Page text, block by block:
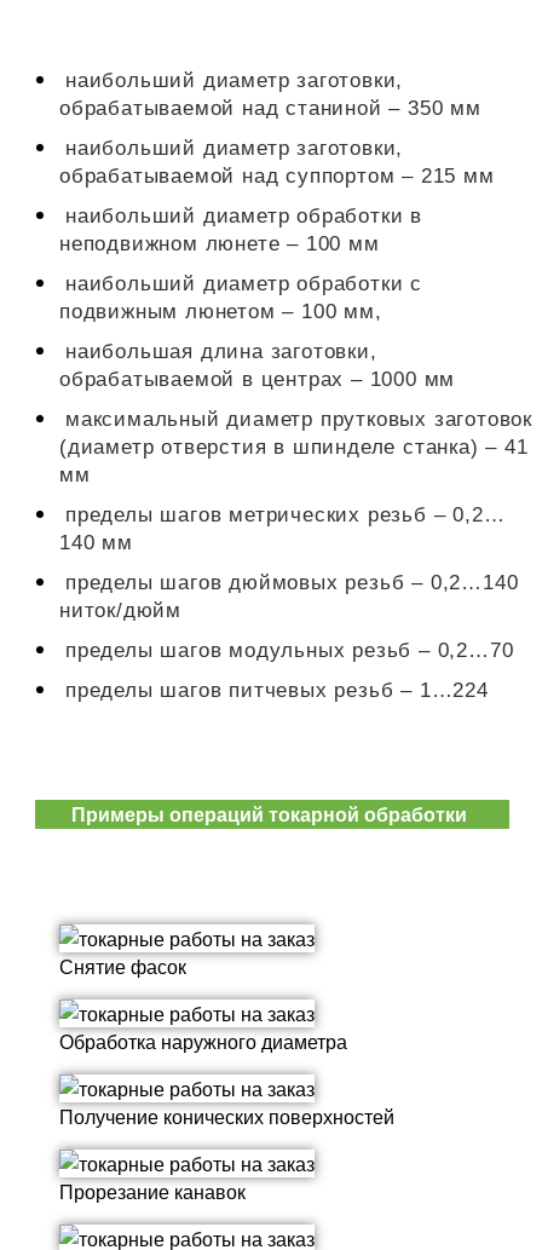
наибольший диаметр заготовки,
обрабатываемой над станиной – 350 мм
наибольший диаметр заготовки,
обрабатываемой над суппортом – 215 мм
наибольший диаметр обработки в
неподвижном люнете – 100 мм
наибольший диаметр обработки с
подвижным люнетом – 100 мм,
наибольшая длина заготовки,
обрабатываемой в центрах – 1000 мм
максимальный диаметр прутковых заготовок
(диаметр отверстия в шпинделе станка) – 41
мм
пределы шагов метрических резьб – 0,2…
140 мм
пределы шагов дюймовых резьб – 0,2…140
ниток/дюйм
пределы шагов модульных резьб – 0,2…70
пределы шагов питчевых резьб – 1…224
Примеры операций токарной обработки
Снятие фасок
Обработка наружного диаметра
Получение конических поверхностей
Прорезание канавок